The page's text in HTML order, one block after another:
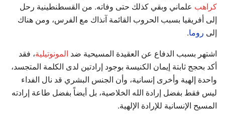
كراهب علماني وبقي كذلك حتى وفاته. من القسطنطينية رحل
إلى أفريقيا بسبب الحروب القائمة آنذاك مع الفرس، ومن هناك
إلى روما.
اشتهر بسبب الدفاع عن العقيدة المسيحية ضد المونوتيلية، فقد
أكد بحجج ثابتة إيمان الكنيسة بوجود إرادتين لدى الكلمة المتجسد،
واحدة إلهية وأخرى إنسانية، وأن الجنس البشري قد نال الفداء
ليس فقط بفضل إرادة الله الخلاصية، بل أيضاً بفضل طاعة إرادته
المسيح الإنسانية للإرادة الإلهية.